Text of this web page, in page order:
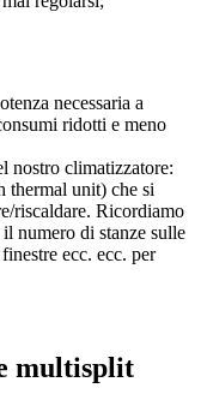
necessaria a
ridotti e meno
nostro climatizzatore:
thermal unit) che si
riscaldare. Ricordiamo
numero di stanze sulle
ecc. ecc. per
multisplit